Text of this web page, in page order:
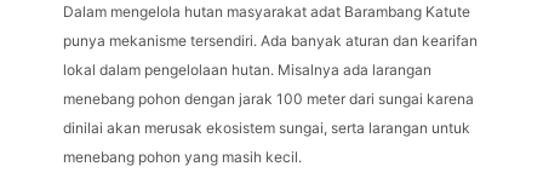
Dalam mengelola hutan masyarakat adat Barambang Katute
punya mekanisme tersendiri. Ada banyak aturan dan kearifan
lokal dalam pengelolaan hutan. Misalnya ada larangan
menebang pohon dengan jarak 100 meter dari sungai karena
dinilai akan merusak ekosistem sungai, serta larangan untuk
menebang pohon yang masih kecil.